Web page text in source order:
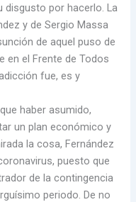
disgusto por hacerlo. La
y de Sergio Massa
de aquel puso de
en el Frente de Todos
fue, es y
haber asumido,
un plan económico y
la cosa, Fernández
puesto que
de la contingencia
periodo. De no